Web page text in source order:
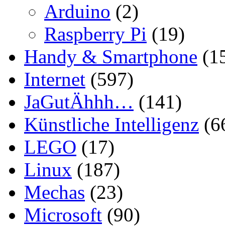
Arduino (2)
Raspberry Pi (19)
Handy & Smartphone
Internet (597)
JaGutÄhhh… (141)
Künstliche Intelligenz
LEGO (17)
Linux (187)
Mechas (23)
Microsoft (90)